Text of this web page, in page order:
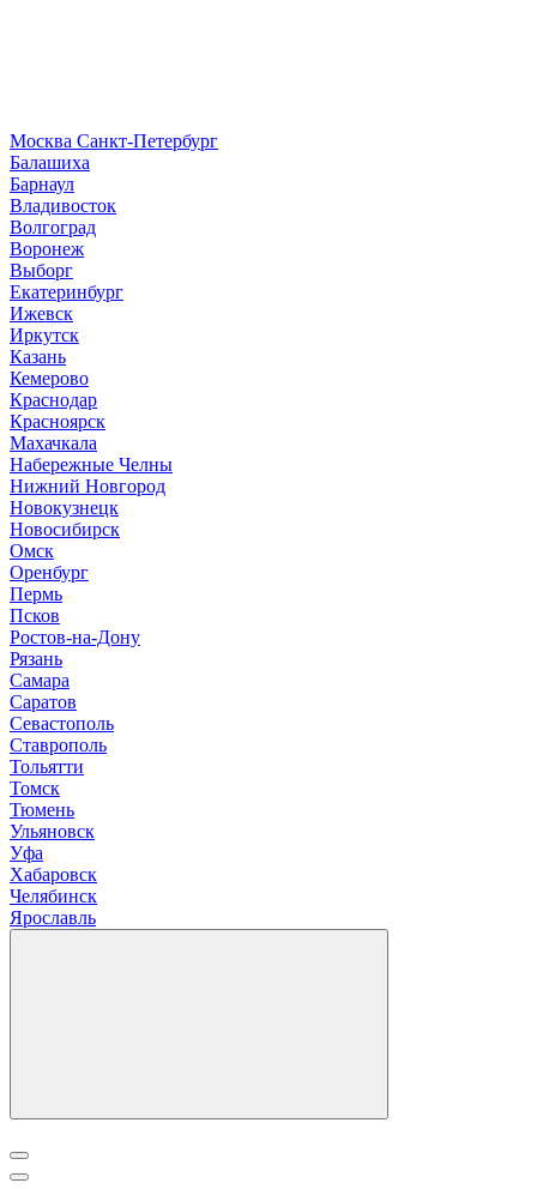
Москва Санкт-Петербург
Балашиха
Барнаул
Владивосток
Волгоград
Воронеж
Выборг
Екатеринбург
Ижевск
Иркутск
Казань
Кемерово
Краснодар
Красноярск
Махачкала
Набережные Челны
Нижний Новгород
Новокузнецк
Новосибирск
Омск
Оренбург
Пермь
Псков
Ростов-на-Дону
Рязань
Самара
Саратов
Севастополь
Ставрополь
Тольятти
Томск
Тюмень
Ульяновск
Уфа
Хабаровск
Челябинск
Ярославль